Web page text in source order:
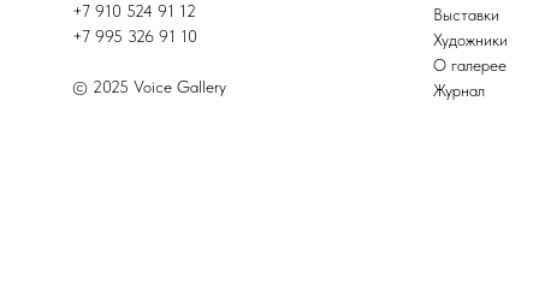
+7 910 524 91 12
+7 995 326 91 10
© 2025 Voice Gallery
Выставки
Художники
О галерее
Журнал